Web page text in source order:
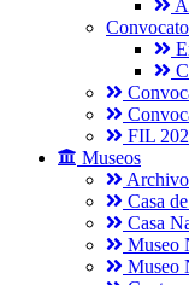
FIL
Museos
Casa
Casa
Museo
Museo